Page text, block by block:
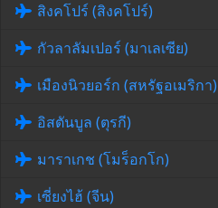
สิงคโปร์ (สิงคโปร์)
กัวลาลัมเปอร์ (มาเลเซีย)
เมืองนิวยอร์ก (สหรัฐอเมริกา)
อิสตันบูล (ตุรกี)
มาราเกช (โมร็อกโก)
เซี่ยงไฮ้ (จีน)